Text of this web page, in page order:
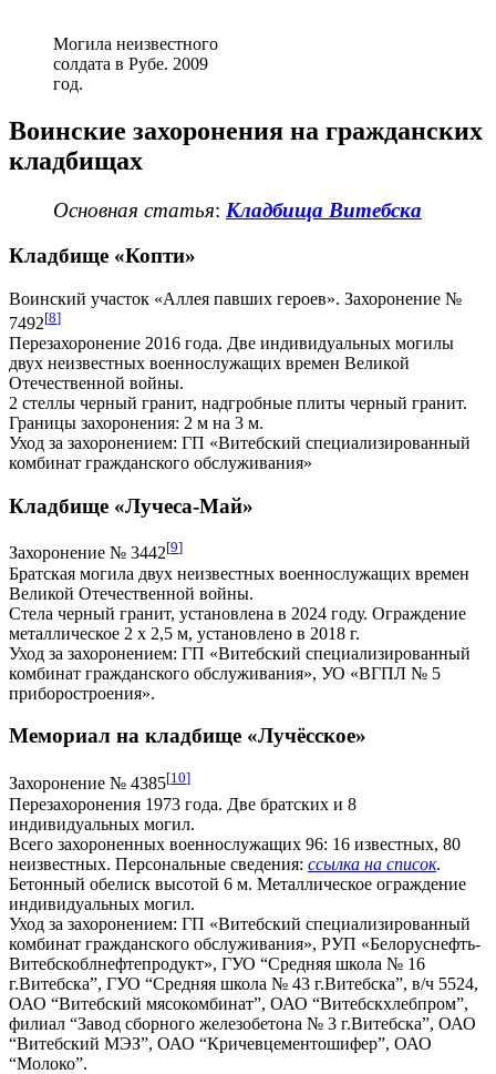
Могила неизвестного
солдата в Рубе. 2009
год.
Воинские захоронения на гражданских
кладбищах
Основная статья: Кладбища Витебска
Кладбище «Копти»
Воинский участок «Аллея павших героев». Захоронение №
7492[8]
Перезахоронение 2016 года. Две индивидуальных могилы
двух неизвестных военнослужащих времен Великой
Отечественной войны.
2 стеллы черный гранит, надгробные плиты черный гранит.
Границы захоронения: 2 м на 3 м.
Уход за захоронением: ГП «Витебский специализированный
комбинат гражданского обслуживания»
Кладбище «Лучеса-Май»
Захоронение № 3442[9]
Братская могила двух неизвестных военнослужащих времен
Великой Отечественной войны.
Стела черный гранит, установлена в 2024 году. Ограждение
металлическое 2 х 2,5 м, установлено в 2018 г.
Уход за захоронением: ГП «Витебский специализированный
комбинат гражданского обслуживания», УО «ВГПЛ № 5
приборостроения».
Мемориал на кладбище «Лучёсское»
Захоронение № 4385[10]
Перезахоронения 1973 года. Две братских и 8
индивидуальных могил.
Всего захороненных военнослужащих 96: 16 известных, 80
неизвестных. Персональные сведения: ссылка на список.
Бетонный обелиск высотой 6 м. Металлическое ограждение
индивидуальных могил.
Уход за захоронением: ГП «Витебский специализированный
комбинат гражданского обслуживания», РУП «Белоруснефть-
Витебскоблнефтепродукт», ГУО “Средняя школа № 16
г.Витебска”, ГУО “Средняя школа № 43 г.Витебска”, в/ч 5524,
ОАО “Витебский мясокомбинат”, ОАО “Витебскхлебпром”,
филиал “Завод сборного железобетона № 3 г.Витебска”, ОАО
“Витебский МЭЗ”, ОАО “Кричевцементошифер”, ОАО
“Молоко”.